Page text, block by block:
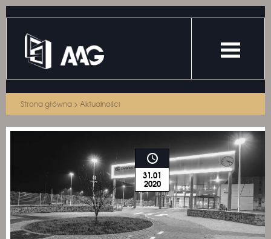
Strona główna > Aktualności
31.01
2020